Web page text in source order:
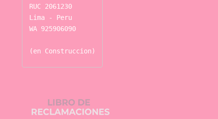
RUC 2061230
Lima - Peru
WA 925906090
(en Construccion)